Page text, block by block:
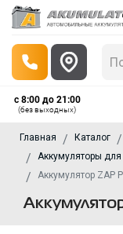
с 8:00 до 21:00
(без выходных)
Главная Каталог
Аккумуляторы
Аккумулятор ZAP